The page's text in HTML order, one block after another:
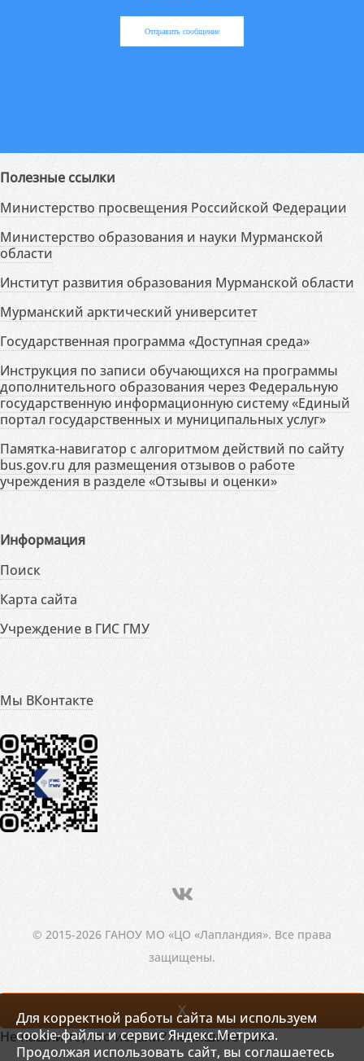
Отправить сообщение
Полезные ссылки
Министерство просвещения Российской Федерации
Министерство образования и науки Мурманской
области
Институт развития образования Мурманской области
Мурманский арктический университет
Государственная программа «Доступная среда»
Инструкция по записи обучающихся на программы
дополнительного образования через Федеральную
государственную информационную систему «Единый
портал государственных и муниципальных услуг»
Памятка-навигатор с алгоритмом действий по сайту
bus.gov.ru для размещения отзывов о работе
учреждения в разделе «Отзывы и оценки»
Информация
Поиск
Карта сайта
Учреждение в ГИС ГМУ
Мы ВКонтакте
© 2015-2026 ГАНОУ МО «ЦО «Лапландия». Все права
защищены.
Для корректной работы сайта мы используем
cookie-файлы и сервис Яндекс.Метрика.
Продолжая использовать сайт, вы соглашаетесь
X
Не нашли то, что искали? Напишите нам!